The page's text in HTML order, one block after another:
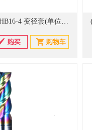
(20604602)汇成丰 SHB16-4 变径套(单位：个)